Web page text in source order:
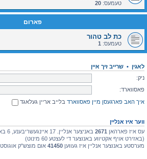
טעמעס: 20
פארום
כת לב טהור
טעמעס: 1
לאגין • שרייב זיך איין
ניק:
פאסווארד:
איך האב פארגעסן מיין פאסווארד בלייב אריין געלאגד
ווער איז אנליין
עס איז פארהאן 2671
(באזירט אויף אקטיווע באנוצער די לעצטע 60 מינוט)
מערסטע באנוצער אנליין איז געווען 41450 אום מוצש"ק אוגוסט 01, 2026 10:12 am